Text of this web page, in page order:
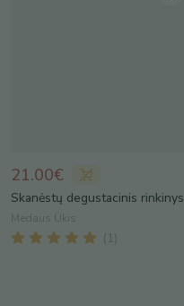
21.00€
Skanėstų degustacinis rinkinys
Medaus Ūkis
( 1